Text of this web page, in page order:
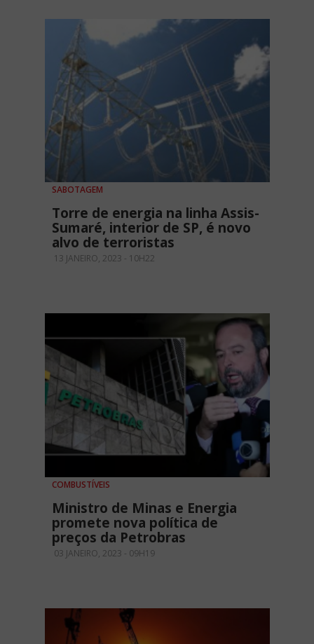
SABOTAGEM
Torre de energia na linha Assis-
Sumaré, interior de SP, é novo
alvo de terroristas
13 JANEIRO, 2023 - 10H22
COMBUSTÍVEIS
Ministro de Minas e Energia
promete nova política de
preços da Petrobras
03 JANEIRO, 2023 - 09H19